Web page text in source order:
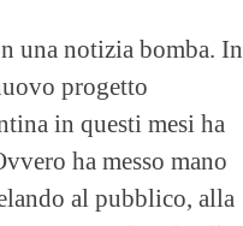
una notizia bomba. In
progetto
in questi mesi ha
ha messo mano
al pubblico, alla